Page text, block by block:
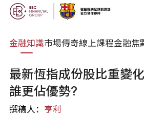
金融知識市場傳奇線上課程金融焦
最新恆指成份股比重變
誰更佔優勢?
撰稿人： 亨利